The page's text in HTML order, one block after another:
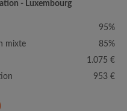
- Luxembourg
95%
mixte
85%
1.075 €
953 €